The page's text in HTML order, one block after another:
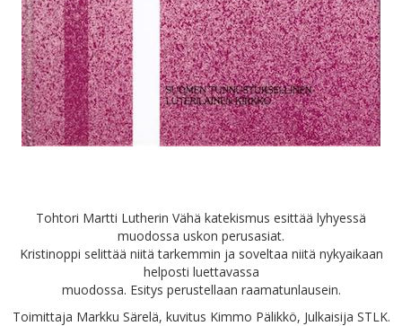
Tohtori Martti Lutherin Vähä katekismus esittää lyhyessä
muodossa uskon perusasiat.
Kristinoppi selittää niitä tarkemmin ja soveltaa niitä nykyaikaan
helposti luettavassa
muodossa. Esitys perustellaan raamatunlausein.
Toimittaja Markku Särelä, kuvitus Kimmo Pälikkö, Julkaisija STLK.